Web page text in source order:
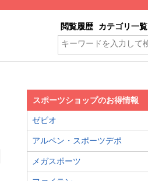
閲覧履歴 カテゴリ一覧
スポーツショップのお得情報
ゼビオ
アルペン・スポーツデポ
メガスポーツ